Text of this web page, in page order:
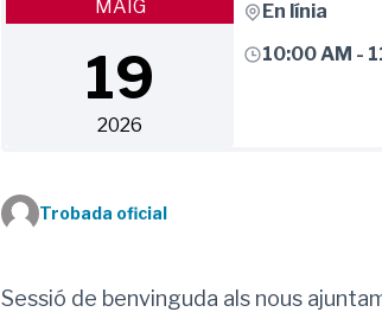
MAIG
19
2026
En línia
10:00 AM -
Trobada oficial
Sessió de benvinguda als nous